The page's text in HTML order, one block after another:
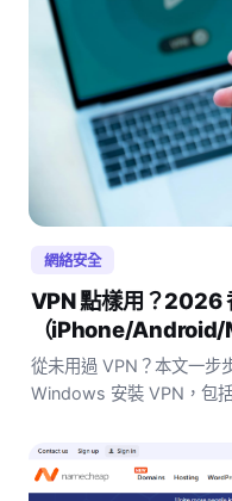
網絡安全
VPN 點樣用？2026
（iPhone/
從未用過 VPN？本文一步
Windows 安裝 VPN，包